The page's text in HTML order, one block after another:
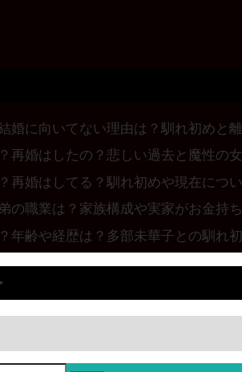
婚に向いてない理由は？馴れ初めと
再婚はしたの？悲しい過去と魔性の
再婚はしてる？馴れ初めや現在につ
の職業は？家族構成や実家がお金持
年齢や経歴は？多部未華子との馴れ